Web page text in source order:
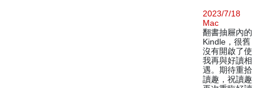
2023/7/18
Mac
翻書抽屜內的
Kindle，很舊
沒有開啟了使
我再與好讀相
遇。期待重拾
讀趣，祝讀趣